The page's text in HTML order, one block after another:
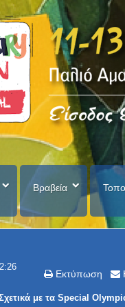
Βραβεία
Εκτύπωση
με τα Special